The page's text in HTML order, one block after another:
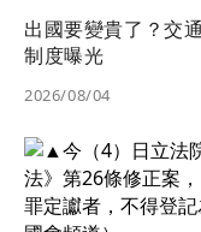
出國要變貴了？交
制度曝光
2026/08/04